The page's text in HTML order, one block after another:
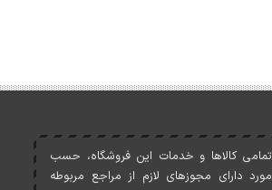
تمامی کالاها و خدمات اين فروشگاه، حسب
مورد دارای مجوزهای لازم از مراجع مربوطه